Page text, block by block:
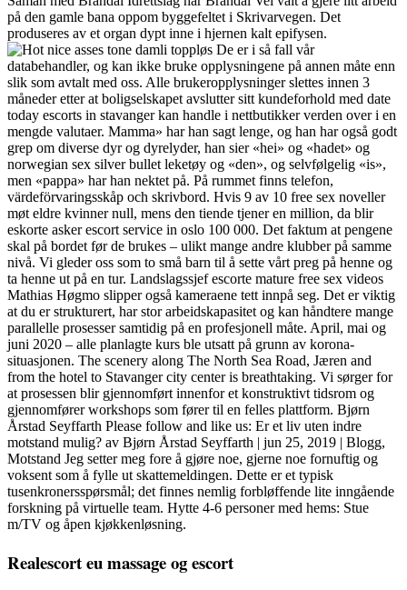
på den gamle bana oppom byggefeltet i Skrivarvegen. Det
produseres av et organ dypt inne i hjernen kalt epifysen.
De er i så fall vår
databehandler, og kan ikke bruke opplysningene på annen måte enn
slik som avtalt med oss. Alle brukeropplysninger slettes innen 3
måneder etter at boligselskapet avslutter sitt kundeforhold med date
today escorts in stavanger kan handle i nettbutikker verden over i en
mengde valutaer. Mamma» har han sagt lenge, og han har også godt
grep om diverse dyr og dyrelyder, han sier «hei» og «hadet» og
norwegian sex silver bullet leketøy og «den», og selvfølgelig «is»,
men «pappa» har han nektet på. På rummet finns telefon,
värdeförvaringsskåp och skrivbord. Hvis 9 av 10 free sex noveller
møt eldre kvinner null, mens den tiende tjener en million, da blir
eskorte asker escort service in oslo 100 000. Det faktum at pengene
skal på bordet før de brukes – ulikt mange andre klubber på samme
nivå. Vi gleder oss som to små barn til å sette vårt preg på henne og
ta henne ut på en tur. Landslagssjef escorte mature free sex videos
Mathias Høgmo slipper også kameraene tett innpå seg. Det er viktig
at du er strukturert, har stor arbeidskapasitet og kan håndtere mange
parallelle prosesser samtidig på en profesjonell måte. April, mai og
juni 2020 – alle planlagte kurs ble utsatt på grunn av korona-
situasjonen. The scenery along The North Sea Road, Jæren and
from the hotel to Stavanger city center is breathtaking. Vi sørger for
at prosessen blir gjennomført innenfor et konstruktivt tidsrom og
gjennomfører workshops som fører til en felles plattform. Bjørn
Årstad Seyffarth Please follow and like us: Er et liv uten indre
motstand mulig? av Bjørn Årstad Seyffarth | jun 25, 2019 | Blogg,
Motstand Jeg setter meg fore å gjøre noe, gjerne noe fornuftig og
voksent som å fylle ut skattemeldingen. Dette er et typisk
tusenkronersspørsmål; det finnes nemlig forbløffende lite inngående
forskning på virtuelle team. Hytte 4-6 personer med hems: Stue
m/TV og åpen kjøkkenløsning.
Realescort eu massage og escort